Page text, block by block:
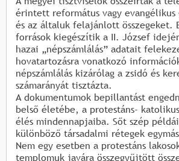
érintett református vagy evangélikus
és az általuk felajánlott összegeket.
források kiegészítik a II. József
hazai „népszámlálás” adatait
hovatartozásra vonatkozó
népszámlálás kizárólag a zsidó és
számarányát tisztázta.
A dokumentumok bepillantást
belső életébe, a protestáns-
élés mindennapjaiba. Sőt szép
különböző társadalmi rétegek
Nem egy esetben a protestáns
templomuk javára összegyűjtött